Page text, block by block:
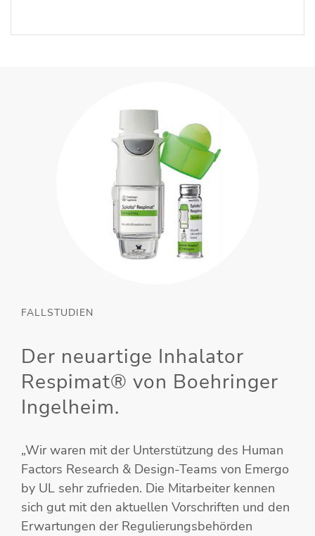
FALLSTUDIEN
Der neuartige Inhalator
Respimat® von Boehringer
Ingelheim.
„Wir waren mit der Unterstützung des Human
Factors Research & Design-Teams von Emergo
by UL sehr zufrieden. Die Mitarbeiter kennen
sich gut mit den aktuellen Vorschriften und den
Erwartungen der Regulierungsbehörden